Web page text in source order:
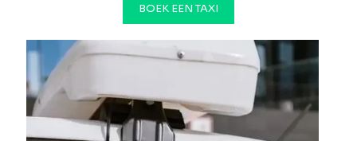
BOEK EEN TAXI